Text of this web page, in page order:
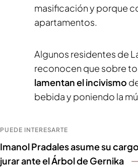
masificación y porque
apartamentos.
Algunos residentes de
reconocen que sobre
lamentan el incivismo
bebida y poniendo la
PUEDE INTERESARTE
Imanol Pradales asume su
jurar ante el Árbol de Gernika